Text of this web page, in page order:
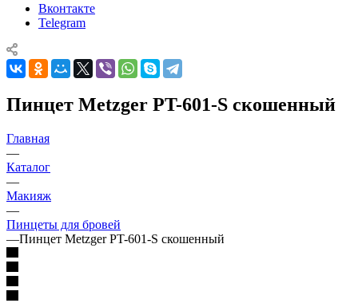
Вконтакте
Telegram
Пинцет Metzger PT-601-S скошенный
Главная
—
Каталог
—
Макияж
—
Пинцеты для бровей
—Пинцет Metzger PT-601-S скошенный